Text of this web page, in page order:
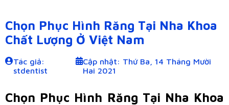
Chọn Phục Hình Răng Tại Nha Khoa
Chất Lượng Ở Việt Nam
Tác giả:
stdentist
Cập nhật: Thứ Ba, 14 Tháng Mười
Hai 2021
Chọn Phục Hình Răng Tại Nha Khoa